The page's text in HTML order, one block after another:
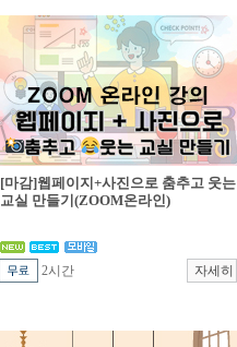
[마감]웹페이지+사진으로 춤추고 웃는
교실 만들기(ZOOM온라인)
2시간